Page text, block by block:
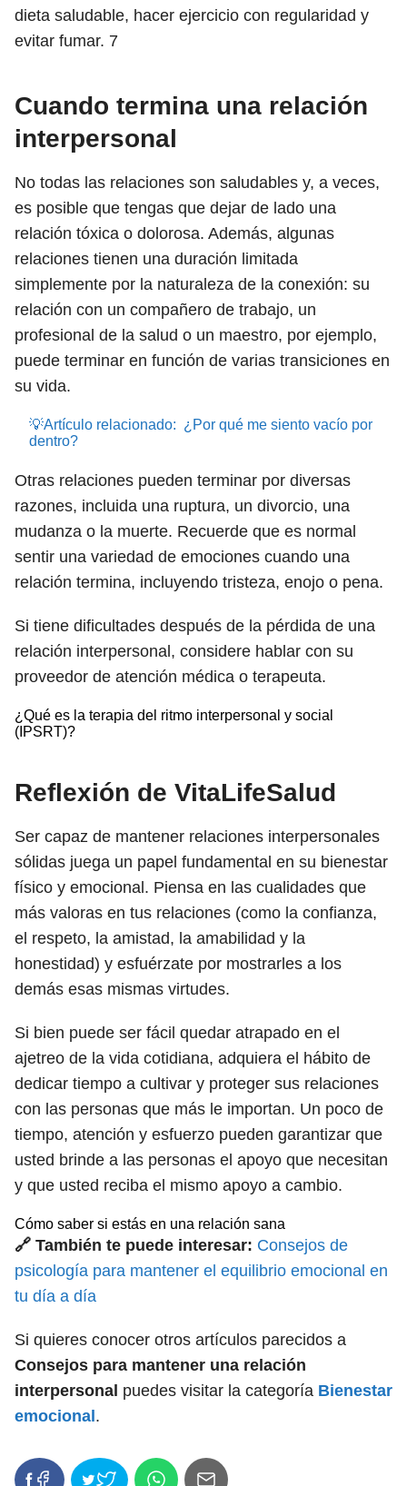
dieta saludable, hacer ejercicio con regularidad y
evitar fumar. 7
Cuando termina una relación
interpersonal
No todas las relaciones son saludables y, a veces,
es posible que tengas que dejar de lado una
relación tóxica o dolorosa. Además, algunas
relaciones tienen una duración limitada
simplemente por la naturaleza de la conexión: su
relación con un compañero de trabajo, un
profesional de la salud o un maestro, por ejemplo,
puede terminar en función de varias transiciones en
su vida.
💡Artículo relacionado: ¿Por qué me siento vacío por
dentro?
Otras relaciones pueden terminar por diversas
razones, incluida una ruptura, un divorcio, una
mudanza o la muerte. Recuerde que es normal
sentir una variedad de emociones cuando una
relación termina, incluyendo tristeza, enojo o pena.
Si tiene dificultades después de la pérdida de una
relación interpersonal, considere hablar con su
proveedor de atención médica o terapeuta.
¿Qué es la terapia del ritmo interpersonal y social
(IPSRT)?
Reflexión de VitaLifeSalud
Ser capaz de mantener relaciones interpersonales
sólidas juega un papel fundamental en su bienestar
físico y emocional. Piensa en las cualidades que
más valoras en tus relaciones (como la confianza,
el respeto, la amistad, la amabilidad y la
honestidad) y esfuérzate por mostrarles a los
demás esas mismas virtudes.
Si bien puede ser fácil quedar atrapado en el
ajetreo de la vida cotidiana, adquiera el hábito de
dedicar tiempo a cultivar y proteger sus relaciones
con las personas que más le importan. Un poco de
tiempo, atención y esfuerzo pueden garantizar que
usted brinde a las personas el apoyo que necesitan
y que usted reciba el mismo apoyo a cambio.
Cómo saber si estás en una relación sana
🔗 También te puede interesar: Consejos de
psicología para mantener el equilibrio emocional en
tu día a día
Si quieres conocer otros artículos parecidos a
Consejos para mantener una relación
interpersonal puedes visitar la categoría Bienestar
emocional .